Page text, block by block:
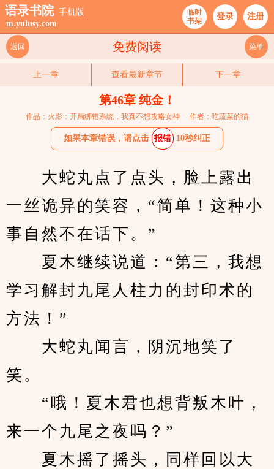
语录书院 手机版
m.yulusy.com
临时
书架
登录 注册
免费阅读
返回 菜单
上一章 查看最新章节 下一章
第46章 纯金！
作品：火影：开局绑错系统，我真不想攻略女神 作者：吃蔬菜的猫
如果本章错误，请点击 报错 10秒纠正
大蛇丸点了点头，脸上露出
一丝诡异的笑容，“简单！这种小
事自然不在话下。”
夏木继续说道：“第三，我想
学习解封九尾人柱力的封印术的
方法！”
大蛇丸闻言，阴沉地笑了
笑。
“哦！夏木君也想背叛木叶，
来一个九尾之夜吗？”
夏木摇了摇头，同样回以大